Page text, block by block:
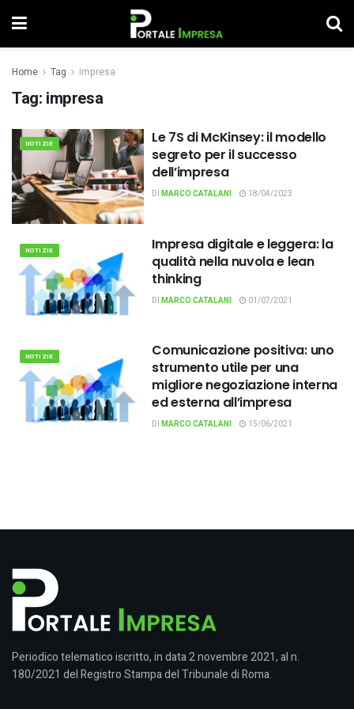
Home Tag impresa
Tag: impresa
NOTIZIE
Le 7S di McKinsey: il modello
segreto per il successo
dell’impresa
DI MARCO CATALANI 18/04/2023
NOTIZIE
Impresa digitale e leggera: la
qualità nella nuvola e lean
thinking
DI MARCO CATALANI 01/07/2021
NOTIZIE
Comunicazione positiva: uno
strumento utile per una
migliore negoziazione interna
ed esterna all’impresa
DI MARCO CATALANI 15/06/2021
Periodico telematico iscritto, in data 2 novembre 2021, al n.
180/2021 del Registro Stampa del Tribunale di Roma.